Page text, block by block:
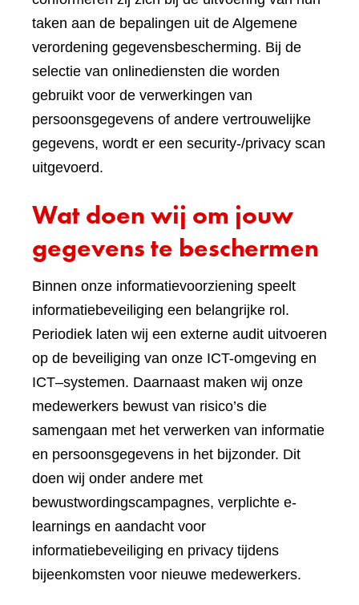
taken aan de bepalingen uit de Algemene
verordening gegevensbescherming. Bij de
selectie van onlinediensten die worden
gebruikt voor de verwerkingen van
persoonsgegevens of andere vertrouwelijke
gegevens, wordt er een security-/privacy scan
uitgevoerd.
Wat doen wij om jouw
gegevens te beschermen
Binnen onze informatievoorziening speelt
informatiebeveiliging een belangrijke rol.
Periodiek laten wij een externe audit uitvoeren
op de beveiliging van onze ICT-omgeving en
ICT–systemen. Daarnaast maken wij onze
medewerkers bewust van risico’s die
samengaan met het verwerken van informatie
en persoonsgegevens in het bijzonder. Dit
doen wij onder andere met
bewustwordingscampagnes, verplichte e-
learnings en aandacht voor
informatiebeveiliging en privacy tijdens
bijeenkomsten voor nieuwe medewerkers.